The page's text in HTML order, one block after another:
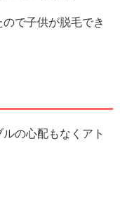
で子供が脱毛でき
の心配もなくアト